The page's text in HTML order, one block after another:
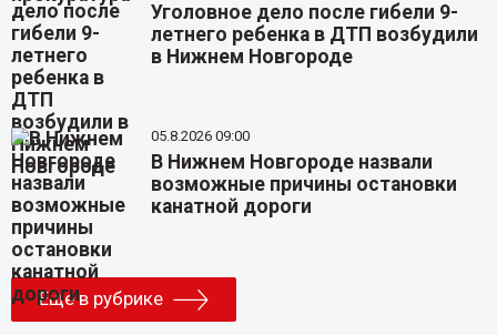
Уголовное дело после гибели 9-
летнего ребенка в ДТП возбудили
в Нижнем Новгороде
05.8.2026 09:00
В Нижнем Новгороде назвали
возможные причины остановки
канатной дороги
Еще в рубрике